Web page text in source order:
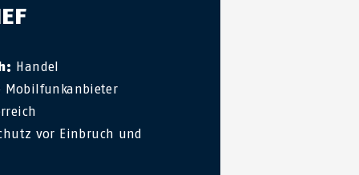
Handel
Mobilfunkanbieter
vor Einbruch und